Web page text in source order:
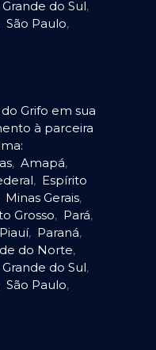
Grande do Sul,
São Paulo,
Grifo em sua
à parceira
, Amapá,
, Espírito
Minas Gerais,
Grosso, Pará,
Piauí, Paraná,
do Norte,
Grande do Sul,
São Paulo,